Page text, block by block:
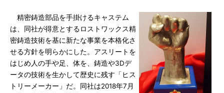
精密鋳造部品を手掛けるキャステム
は、同社が得意とするロストワックス精
密鋳造技術を基に新たな事業を本格化さ
せる方針を明らかにした。アスリートを
はじめ人の手や足、体を、鋳造や3Dデ
ータの技術を生かして歴史に残す「ヒス
トリーメーカー」だ。同社は2018年7月